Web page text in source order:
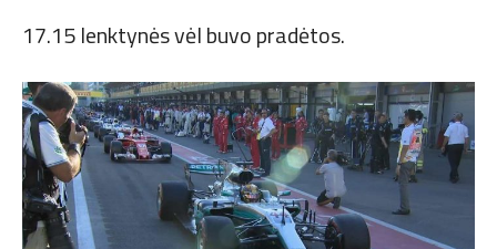
17.15 lenktynės vėl buvo pradėtos.